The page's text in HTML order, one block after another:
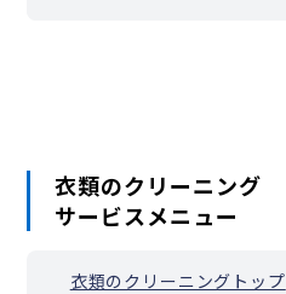
衣類のクリーニング
サービスメニュー
衣類のクリーニングトップ